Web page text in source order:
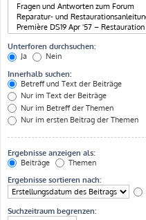
Unterforen durchsuchen:
Ja
Nein
Innerhalb suchen:
Betreff und Text der Beiträge
Nur im Text der Beiträge
Nur im Betreff der Themen
Nur im ersten Beitrag der Themen
Ergebnisse anzeigen als:
Beiträge
Themen
Ergebnisse sortieren nach:
Suchzeitraum begrenzen: